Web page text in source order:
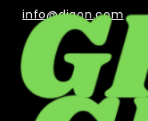
info@digon.com